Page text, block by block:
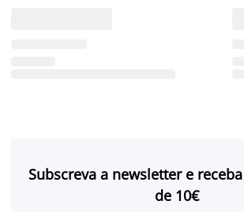
Subscreva a newsletter e
de 10€